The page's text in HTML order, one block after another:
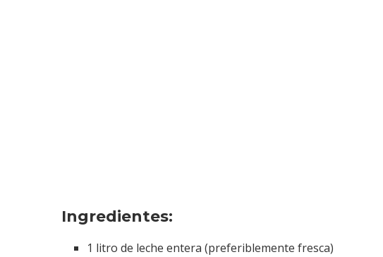
Ingredientes:
1 litro de leche entera (preferiblemente fresca)